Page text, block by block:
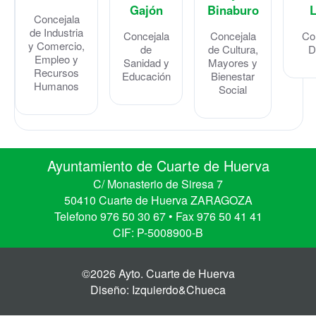
Concejala
de Industria
y Comercio,
Empleo y
Recursos
Humanos
Gajón
Concejala
de
Sanidad y
Educación
Binaburo
Concejala
de Cultura,
Mayores y
Bienestar
Social
Ayuntamiento de Cuarte de Huerva
C/ Monasterio de Siresa 7
50410 Cuarte de Huerva ZARAGOZA
Telefono 976 50 30 67 • Fax 976 50 41 41
CIF: P-5008900-B
Diseño: Izquierdo&Chueca
©2026 Ayto. Cuarte de Huerva